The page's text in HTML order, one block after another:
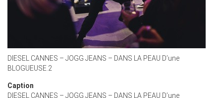
DIESEL CANNES – JOGG JEANS – DANS LA PEAU D’une
BLOGUEUSE.2
Caption
DIESEL CANNES – JOGG JEANS – DANS LA PEAU D’une